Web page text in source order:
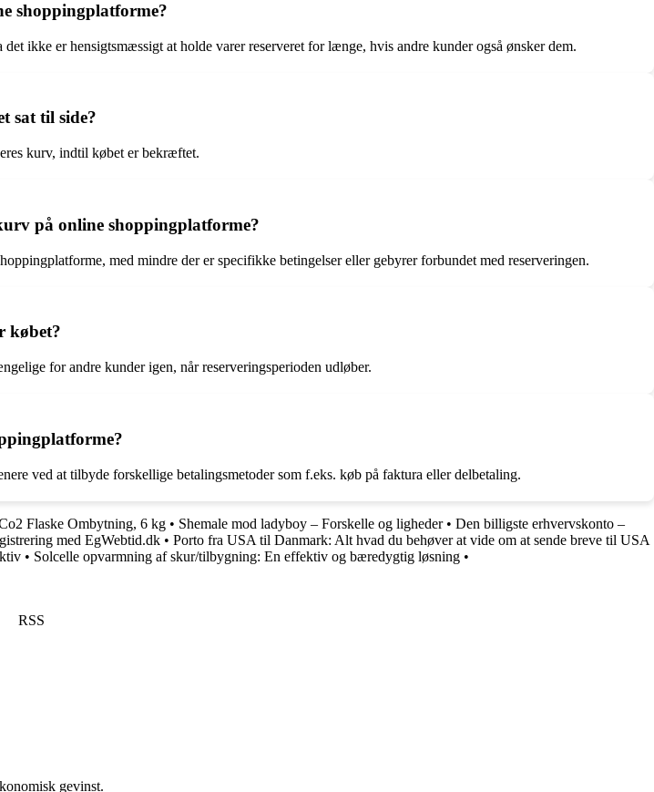
shoppingplatforme?
ikke er hensigtsmæssigt at holde varer reserveret for længe, hvis andre kunder også ønsker dem.
sat til side?
kurv, indtil købet er bekræftet.
på online shoppingplatforme?
med mindre der er specifikke betingelser eller gebyrer forbundet med reserveringen.
købet?
for andre kunder igen, når reserveringsperioden udløber.
ved at tilbyde forskellige betalingsmetoder som f.eks. køb på faktura eller delbetaling.
Flaske Ombytning, 6 kg • Shemale mod ladyboy – Forskelle og ligheder• Den billigste erhvervskonto –
med EgWebtid.dk • Porto fra USA til Danmark: Alt hvad du behøver at vide om at sende breve til USA
• Solcelle opvarmning af skur/tilbygning: En effektiv og bæredygtig løsning •
RSS
gevinst.